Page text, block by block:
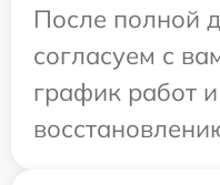
После полной
согласуем с
график работ